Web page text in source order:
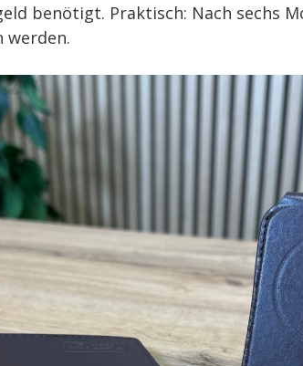
benötigt. Praktisch: Nach sechs
werden.